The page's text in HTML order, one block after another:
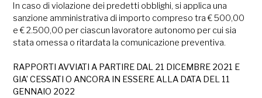
In caso di violazione dei predetti obblighi, si applica una
sanzione amministrativa di importo compreso tra € 500,00
e € 2.500,00 per ciascun lavoratore autonomo per cui sia
stata omessa o ritardata la comunicazione preventiva.
RAPPORTI AVVIATI A PARTIRE DAL 21 DICEMBRE 2021 E
GIA’ CESSATI O ANCORA IN ESSERE ALLA DATA DEL 11
GENNAIO 2022